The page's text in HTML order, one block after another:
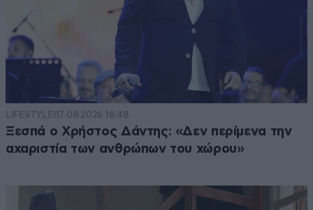
LIFESTYLE07·08·2026 18:48
Ξεσπά ο Χρήστος Δάντης: «Δεν περίμενα την
αχαριστία των ανθρώπων του χώρου»